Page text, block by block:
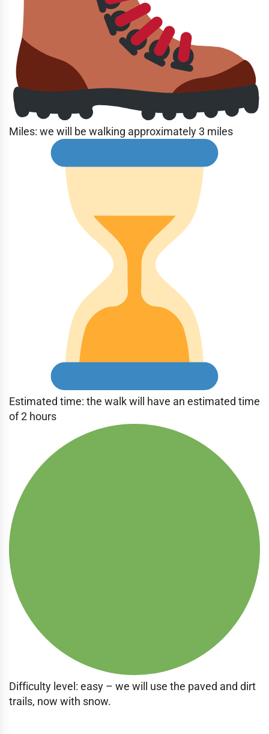
Miles: we will be walking approximately 3 miles
Estimated time: the walk will have an estimated time
of 2 hours
Difficulty level: easy – we will use the paved and dirt
trails, now with snow.